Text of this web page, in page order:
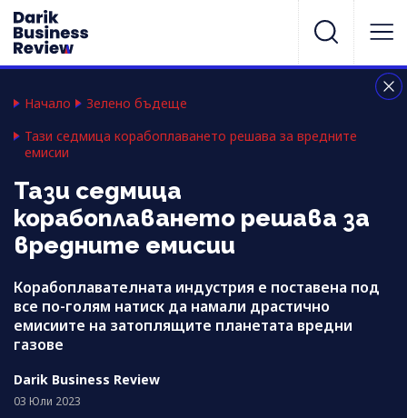
Начало
Зелено бъдеще
Тази седмица корабоплаването решава за вредните
емисии
Тази седмица
корабоплаването решава за
вредните емисии
Корабоплавателната индустрия е поставена под
все по-голям натиск да намали драстично
емисиите на затоплящите планетата вредни
газове
Darik Business Review
03 Юли 2023